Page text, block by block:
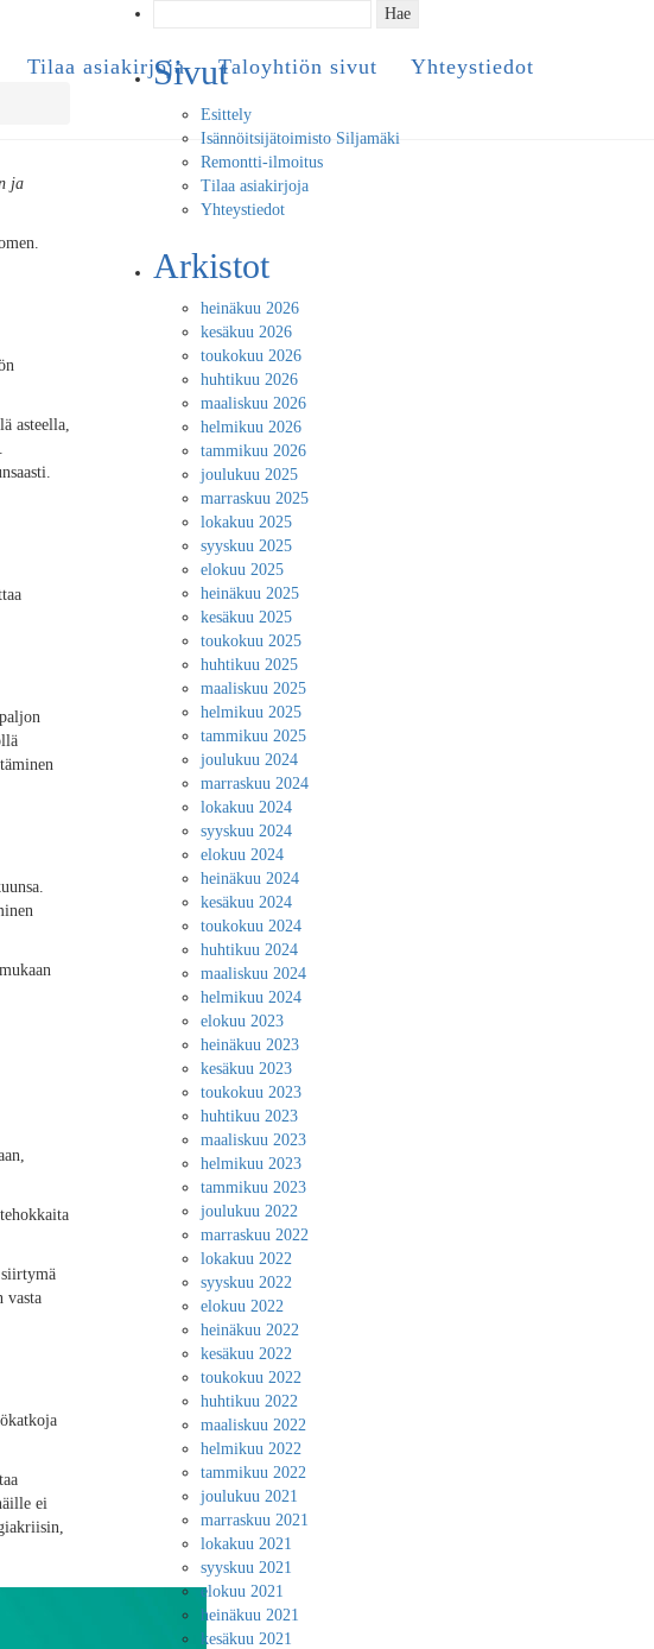
Tilaa asiakirjoja Taloyhtiön sivut Yhteystiedot
ja
asteella,
vasta
ei
Sivut
Esittely
Isännöitsijätoimisto Siljamäki
Remontti-ilmoitus
Tilaa asiakirjoja
Yhteystiedot
Arkistot
heinäkuu 2026
kesäkuu 2026
toukokuu 2026
huhtikuu 2026
maaliskuu 2026
helmikuu 2026
tammikuu 2026
joulukuu 2025
marraskuu 2025
lokakuu 2025
syyskuu 2025
elokuu 2025
heinäkuu 2025
kesäkuu 2025
toukokuu 2025
huhtikuu 2025
maaliskuu 2025
helmikuu 2025
tammikuu 2025
joulukuu 2024
marraskuu 2024
lokakuu 2024
syyskuu 2024
elokuu 2024
heinäkuu 2024
kesäkuu 2024
toukokuu 2024
huhtikuu 2024
maaliskuu 2024
helmikuu 2024
elokuu 2023
heinäkuu 2023
kesäkuu 2023
toukokuu 2023
huhtikuu 2023
maaliskuu 2023
helmikuu 2023
tammikuu 2023
joulukuu 2022
marraskuu 2022
lokakuu 2022
syyskuu 2022
elokuu 2022
heinäkuu 2022
kesäkuu 2022
toukokuu 2022
huhtikuu 2022
maaliskuu 2022
helmikuu 2022
tammikuu 2022
joulukuu 2021
marraskuu 2021
lokakuu 2021
syyskuu 2021
elokuu 2021
heinäkuu 2021
kesäkuu 2021